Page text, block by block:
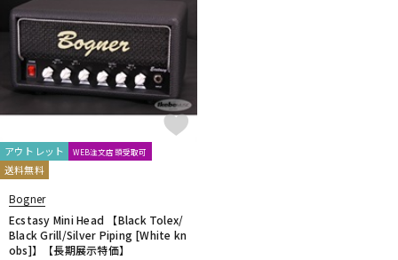
中古
アウトレット WEB注文店頭受取可
送料無料
Bogner
Ecstasy Mini Head 【Black Tolex/
Black Grill/Silver Piping [White kn
obs]】【長期展示特価】